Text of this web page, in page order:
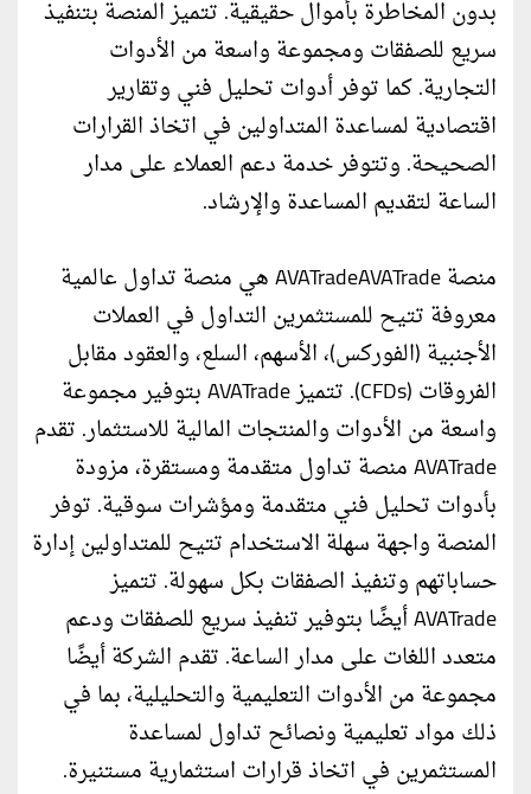
بدون المخاطرة بأموال حقيقية. تتميز المنصة بتنفيذ
سريع للصفقات ومجموعة واسعة من الأدوات
التجارية. كما توفر أدوات تحليل فني وتقارير
اقتصادية لمساعدة المتداولين في اتخاذ القرارات
الصحيحة. وتتوفر خدمة دعم العملاء على مدار
الساعة لتقديم المساعدة والإرشاد.
منصة AVATradeAVATrade هي منصة تداول عالمية
معروفة تتيح للمستثمرين التداول في العملات
الأجنبية (الفوركس)، الأسهم، السلع، والعقود مقابل
الفروقات (CFDs). تتميز AVATrade بتوفير مجموعة
واسعة من الأدوات والمنتجات المالية للاستثمار. تقدم
AVATrade منصة تداول متقدمة ومستقرة، مزودة
بأدوات تحليل فني متقدمة ومؤشرات سوقية. توفر
المنصة واجهة سهلة الاستخدام تتيح للمتداولين إدارة
حساباتهم وتنفيذ الصفقات بكل سهولة. تتميز
AVATrade أيضًا بتوفير تنفيذ سريع للصفقات ودعم
متعدد اللغات على مدار الساعة. تقدم الشركة أيضًا
مجموعة من الأدوات التعليمية والتحليلية، بما في
ذلك مواد تعليمية ونصائح تداول لمساعدة
المستثمرين في اتخاذ قرارات استثمارية مستنيرة.